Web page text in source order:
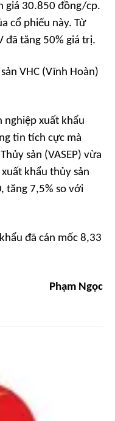
giá 30.850 đồng/cp.
cổ phiếu này. Từ
đã tăng 50% giá trị.
VHC (Vĩnh Hoàn)
nghiệp xuất khẩu
tin tích cực mà
sản (VASEP) vừa
khẩu thủy sản
tăng 7,5% so với
đã cán mốc 8,33
Phạm Ngọc